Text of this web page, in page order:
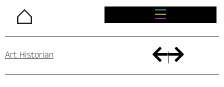
Home
Art Historian